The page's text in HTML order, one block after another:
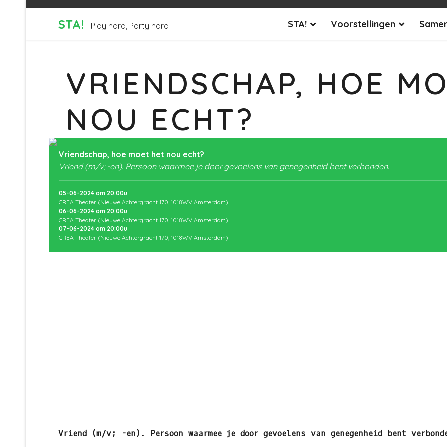
STA! Play hard, Party hard STA! Voorstellingen
VRIENDSCHAP, HOE
NOU ECHT?
Vriendschap, hoe moet het nou echt?
Vriend (m/v; -en). Persoon waarmee je door gevoelens van genegenheid bent verbonden.
05-06-2024 om 20:00u
CREA Theater (Nieuwe Achtergracht 170, 1018WV Amsterdam)
06-06-2024 om 20:00u
CREA Theater (Nieuwe Achtergracht 170, 1018WV Amsterdam)
07-06-2024 om 20:00u
CREA Theater (Nieuwe Achtergracht 170, 1018WV Amsterdam)
Vriend (m/v; -en). Persoon waarmee je door gevoelens van genegenheid bent